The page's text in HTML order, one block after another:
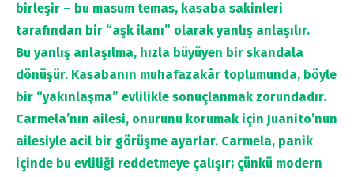
birleşir – bu masum temas, kasaba sakinleri
tarafından bir “aşk ilanı” olarak yanlış anlaşılır.
Bu yanlış anlaşılma, hızla büyüyen bir skandala
dönüşür. Kasabanın muhafazakâr toplumunda, böyle
bir “yakınlaşma” evlilikle sonuçlanmak zorundadır.
Carmela’nın ailesi, onurunu korumak için Juanito’nun
ailesiyle acil bir görüşme ayarlar. Carmela, panik
içinde bu evliliği reddetmeye çalışır; çünkü modern